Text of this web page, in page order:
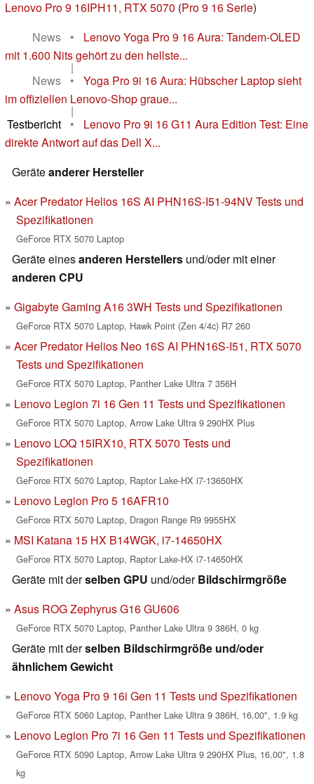
Lenovo Pro 9 16IPH11, RTX 5070 (Pro 9 16 Serie)
News
•
Lenovo Yoga Pro 9 16 Aura: Tandem-OLED
mit 1.600 Nits gehört zu den hellste...
|
News
•
Yoga Pro 9i 16 Aura: Hübscher Laptop sieht
im offiziellen Lenovo-Shop graue...
|
Testbericht
•
Lenovo Pro 9i 16 G11 Aura Edition Test: Eine
direkte Antwort auf das Dell X...
Geräteanderer Hersteller
Acer Predator Helios 16S AI PHN16S-I51-94NV Tests und
Spezifikationen
GeForce RTX 5070 Laptop
Geräte einesanderen Herstellers und/oder mit einer
anderen CPU
Gigabyte Gaming A16 3WH Tests und Spezifikationen
GeForce RTX 5070 Laptop, Hawk Point (Zen 4/4c) R7 260
Acer Predator Helios Neo 16S AI PHN16S-I51, RTX 5070
Tests und Spezifikationen
GeForce RTX 5070 Laptop, Panther Lake Ultra 7 356H
Lenovo Legion 7i 16 Gen 11 Tests und Spezifikationen
GeForce RTX 5070 Laptop, Arrow Lake Ultra 9 290HX Plus
Lenovo LOQ 15IRX10, RTX 5070 Tests und
Spezifikationen
GeForce RTX 5070 Laptop, Raptor Lake-HX i7-13650HX
Lenovo Legion Pro 5 16AFR10
GeForce RTX 5070 Laptop, Dragon Range R9 9955HX
MSI Katana 15 HX B14WGK, i7-14650HX
GeForce RTX 5070 Laptop, Raptor Lake-HX i7-14650HX
Geräte mit derselben GPU und/oderBildschirmgröße
Asus ROG Zephyrus G16 GU606
GeForce RTX 5070 Laptop, Panther Lake Ultra 9 386H, 0 kg
Geräte mit derselben Bildschirmgröße und/oder
ähnlichem Gewicht
Lenovo Yoga Pro 9 16i Gen 11 Tests und Spezifikationen
GeForce RTX 5060 Laptop, Panther Lake Ultra 9 386H, 16.00", 1.9 kg
Lenovo Legion Pro 7i 16 Gen 11 Tests und Spezifikationen
GeForce RTX 5090 Laptop, Arrow Lake Ultra 9 290HX Plus, 16.00", 1.8
kg